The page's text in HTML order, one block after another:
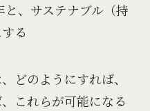
と、サステナブル（持
る
どのようにすれば、
これらが可能になる